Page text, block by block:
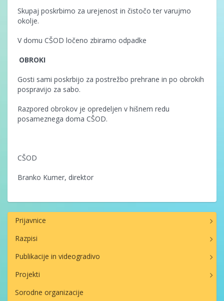
Skupaj poskrbimo za urejenost in čistočo ter varujmo
okolje.
V domu CŠOD ločeno zbiramo odpadke
OBROKI
Gosti sami poskrbijo za postrežbo prehrane in po obrokih
pospravijo za sabo.
Razpored obrokov je opredeljen v hišnem redu
posameznega doma CŠOD.
CŠOD
Branko Kumer, direktor
Prijavnice
Razpisi
Publikacije in videogradivo
Projekti
Sorodne organizacije